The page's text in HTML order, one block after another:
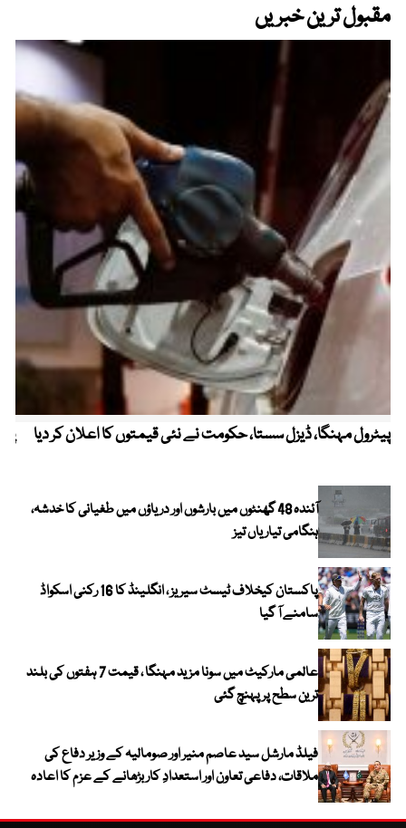
مقبول ترین خبریں
پیٹرول مہنگا، ڈیزل سستا، حکومت نے نئی قیمتوں کا اعلان کر دیا
آئندہ 48 گھنٹوں میں بارشوں اور دریاؤں میں طغیانی کا خدشہ،
ہنگامی تیاریاں تیز
پاکستان کیخلاف ٹیسٹ سیریز ، انگلینڈ کا 16 رکنی اسکواڈ
سامنے آ گیا
عالمی مارکیٹ میں سونا مزید مہنگا ، قیمت 7 ہفتوں کی بلند
ترین سطح پر پہنچ گئی
فیلڈ مارشل سید عاصم منیر اور صومالیہ کے وزیر دفاع کی
ملاقات، دفاعی تعاون اور استعدادِ کار بڑھانے کے عزم کا اعادہ